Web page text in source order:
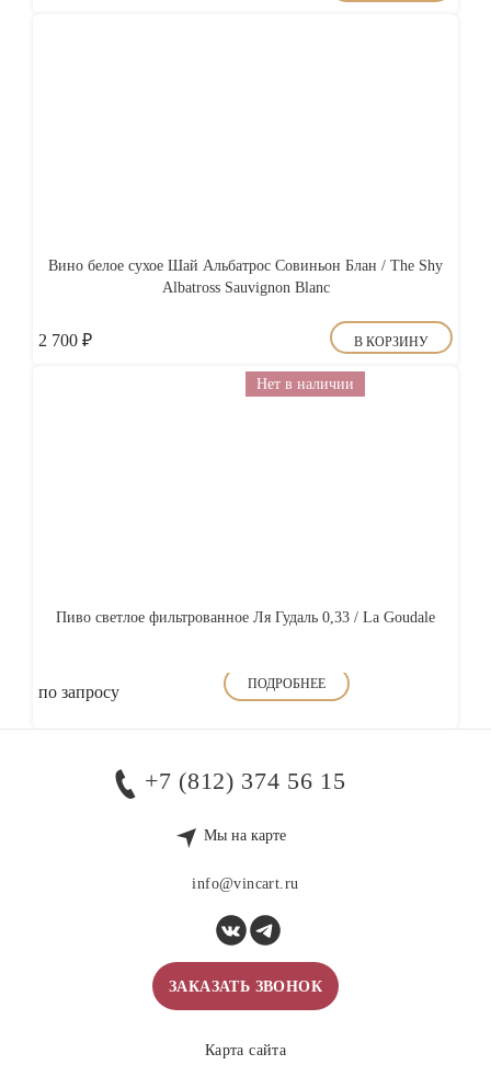
Вино белое сухое Шай Альбатрос Совиньон Блан / The Shy
Albatross Sauvignon Blanc
2 700 ₽ В КОРЗИНУ
Нет в наличии
Пиво светлое фильтрованное Ля Гудаль 0,33 / La Goudale
по запросу ПОДРОБНЕЕ
+7 (812) 374 56 15
Мы на карте
info@vincart.ru
ЗАКАЗАТЬ ЗВОНОК
Карта сайта